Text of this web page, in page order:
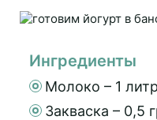
Ингредиенты
Молоко – 1
Закваска – 0,5